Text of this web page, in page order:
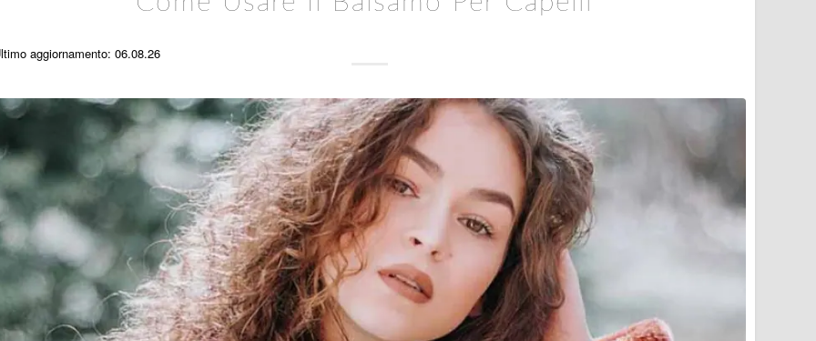
aggiornamento: 06.08.26